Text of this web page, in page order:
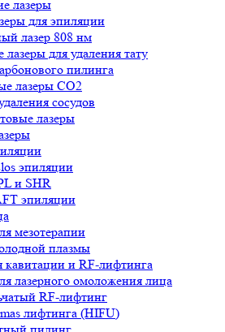
лазеры
для эпиляции
лазер 808 нм
для удаления тату
пилинга
лазеры CO2
сосудов
лазеры
эпиляции
и SHR
эпиляции
мезотерапии
плазмы
кавитации и RF-лифтинга
лазерного омоложения лица
RF-лифтинг
лифтинга (HIFU)